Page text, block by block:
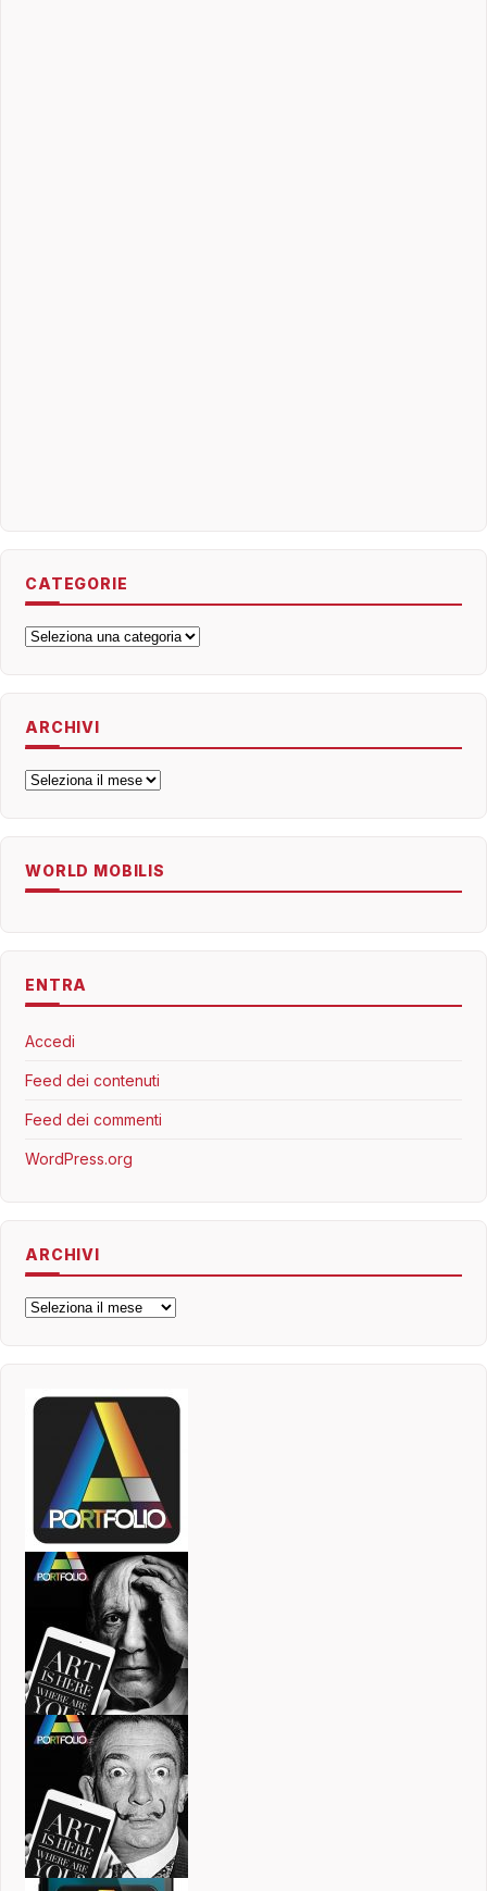
CATEGORIE
Categorie
ARCHIVI
Archivi
WORLD MOBILIS
ENTRA
Accedi
Feed dei contenuti
Feed dei commenti
WordPress.org
ARCHIVI
Archivi